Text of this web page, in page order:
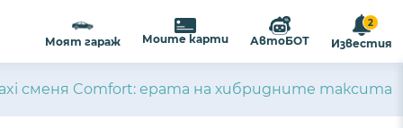
Моят гараж Моите карти АвтоБОТ
2
Известия
сменя Comfort: ерата на хибридните таксита